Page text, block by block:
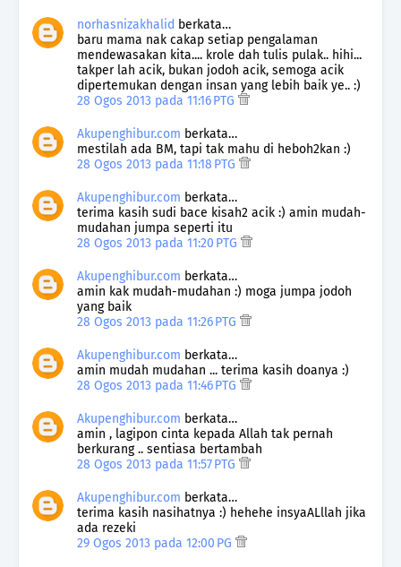
norhasnizakhalid berkata…
baru mama nak cakap setiap pengalaman
mendewasakan kita.... krole dah tulis pulak.. hihi...
takper lah acik, bukan jodoh acik, semoga acik
dipertemukan dengan insan yang lebih baik ye.. :)
28 Ogos 2013 pada 11:16 PTG
Akupenghibur.com berkata…
mestilah ada BM, tapi tak mahu di heboh2kan :)
28 Ogos 2013 pada 11:18 PTG
Akupenghibur.com berkata…
terima kasih sudi bace kisah2 acik :) amin mudah-
mudahan jumpa seperti itu
28 Ogos 2013 pada 11:20 PTG
Akupenghibur.com berkata…
amin kak mudah-mudahan :) moga jumpa jodoh
yang baik
28 Ogos 2013 pada 11:26 PTG
Akupenghibur.com berkata…
amin mudah mudahan ... terima kasih doanya :)
28 Ogos 2013 pada 11:46 PTG
Akupenghibur.com berkata…
amin , lagipon cinta kepada Allah tak pernah
berkurang .. sentiasa bertambah
28 Ogos 2013 pada 11:57 PTG
Akupenghibur.com berkata…
terima kasih nasihatnya :) hehehe insyaALllah jika
ada rezeki
29 Ogos 2013 pada 12:00 PG